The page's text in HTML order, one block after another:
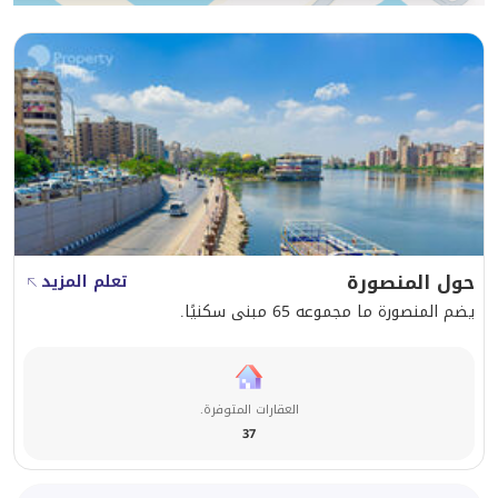
حول المنصورة
تعلم المزيد
يضم المنصورة ما مجموعه 65 مبنى سكنيًا.
العقارات المتوفرة.
37